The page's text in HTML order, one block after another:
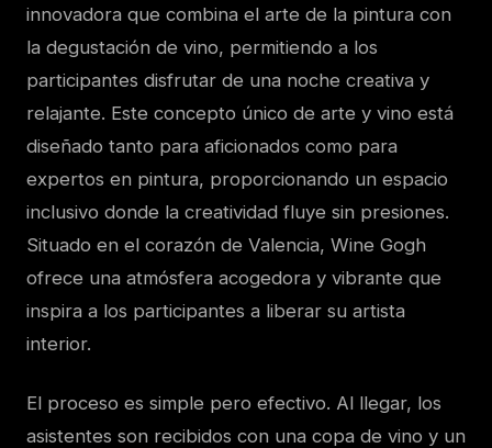
innovadora que combina el arte de la pintura con
la degustación de vino, permitiendo a los
participantes disfrutar de una noche creativa y
relajante. Este concepto único de arte y vino está
diseñado tanto para aficionados como para
expertos en pintura, proporcionando un espacio
inclusivo donde la creatividad fluye sin presiones.
Situado en el corazón de Valencia, Wine Gogh
ofrece una atmósfera acogedora y vibrante que
inspira a los participantes a liberar su artista
interior.
El proceso es simple pero efectivo. Al llegar, los
asistentes son recibidos con una copa de vino y un